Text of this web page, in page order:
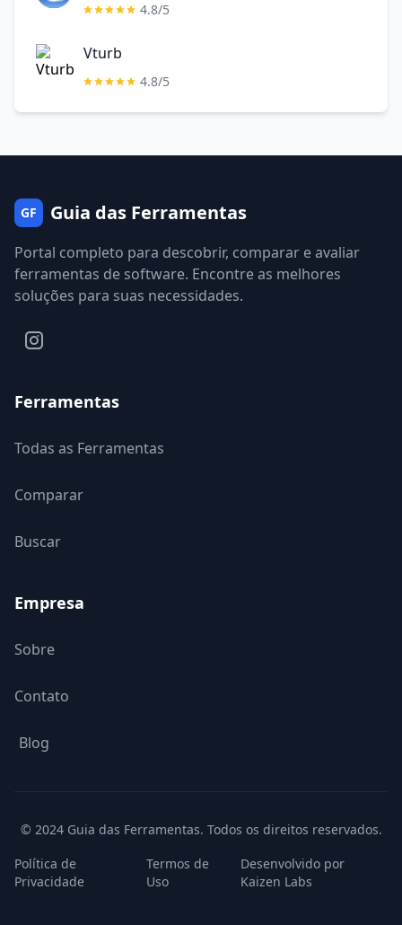
4.8/5
Vturb
4.8/5
GF Guia das Ferramentas
Portal completo para descobrir, comparar e avaliar
ferramentas de software. Encontre as melhores
soluções para suas necessidades.
Ferramentas
Todas as Ferramentas
Comparar
Buscar
Empresa
Sobre
Contato
Blog
© 2024 Guia das Ferramentas. Todos os direitos reservados.
Política de
Privacidade
Termos de
Uso
Desenvolvido por
Kaizen Labs